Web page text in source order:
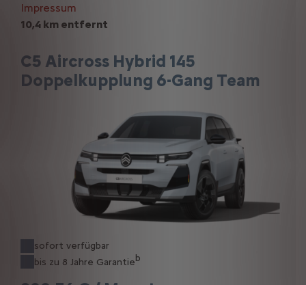
10,4 km entfernt
C5 Aircross Hybrid 145
Doppelkupplung 6-Gang Team
sofort verfügbar
bis zu 8 Jahre Garantieb
Impressum